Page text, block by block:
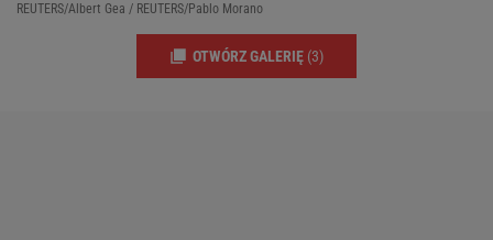
REUTERS/Albert Gea / REUTERS/Pablo Morano
OTWÓRZ GALERIĘ (3)